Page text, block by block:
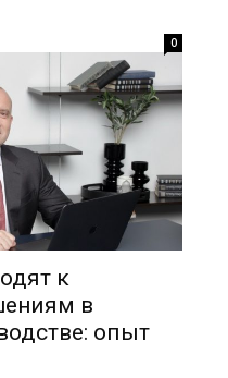
0
к
в
опыт